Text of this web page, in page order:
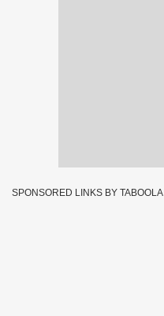
SPONSORED LINKS BY TABOOLA